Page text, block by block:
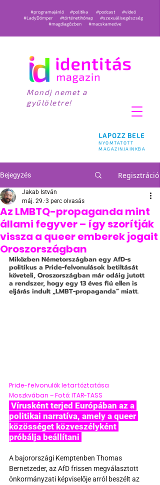
LAPOZZ BELE
NYOMTATOTT
MAGAZINJAINKBA
#programajánló #politika #podcast
#videó
#LadyDömper
#történetihónap
#szexuálisegészség
#magdiagőzben
#macskamedve
Mondj nemet a
gyűlöletre!
Bejegyzés Regisztráció
Az LMBTQ-propaganda mint
állami fegyver – így szorítják
vissza a queer emberek jogait
Oroszországban
Jakab István
máj. 29. 3 perc olvasás
Miközben Németországban egy AfD-s
politikus a Pride-felvonulások betiltását
követeli, Oroszországban már odáig jutott
a rendszer, hogy egy 13 éves fiú ellen is
eljárás indult „LMBT-propaganda” miatt.
Pride-felvonulók letartóztatása
Moszkvában – Fotó: ITAR-TASS
politikai narratíva, amely a queer
közösséget közveszélyként
próbálja beállítani
A bajorországi Kemptenben Thomas
Bernetzeder, az AfD frissen megválasztott
önkormányzati képviselője arról beszélt az